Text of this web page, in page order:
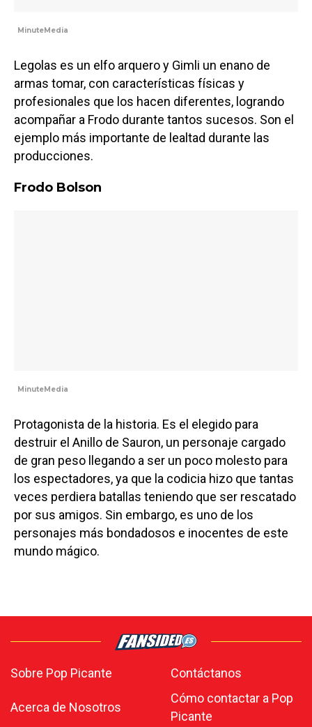
MinuteMedia
Legolas es un elfo arquero y Gimli un enano de
armas tomar, con características físicas y
profesionales que los hacen diferentes, logrando
acompañar a Frodo durante tantos sucesos. Son el
ejemplo más importante de lealtad durante las
producciones.
Frodo Bolson
MinuteMedia
Protagonista de la historia. Es el elegido para
destruir el Anillo de Sauron, un personaje cargado
de gran peso llegando a ser un poco molesto para
los espectadores, ya que la codicia hizo que tantas
veces perdiera batallas teniendo que ser rescatado
por sus amigos. Sin embargo, es uno de los
personajes más bondadosos e inocentes de este
mundo mágico.
Sobre Pop Picante Contáctanos
Acerca de Nosotros
Cómo contactar a Pop
Picante